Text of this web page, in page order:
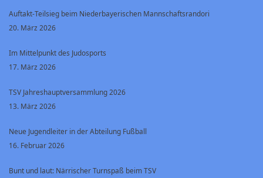
Auftakt-Teilsieg beim Niederbayerischen Mannschaftsrandori
20. März 2026
Im Mittelpunkt des Judosports
17. März 2026
TSV Jahreshauptversammlung 2026
13. März 2026
Neue Jugendleiter in der Abteilung Fußball
16. Februar 2026
Bunt und laut: Närrischer Turnspaß beim TSV